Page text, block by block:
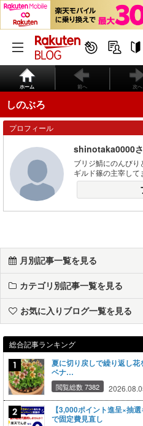
ホーム 前へ 次へ
しのぶろ
プロフィール
shinotaka0000
ブリジ鯖にのんび
ギルド篠の主宰して
月別記事一覧を見る
カテゴリ別記事一覧を見る
お気に入りブログ一覧を見る
総合記事ランキング
夏に切り戻しで繰り返し
ベナ…
閲覧総数 7382
【3,000ポイント進呈×抽
で固定費見直し